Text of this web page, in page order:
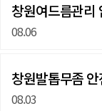
창원여드름관리
08.06
08.03